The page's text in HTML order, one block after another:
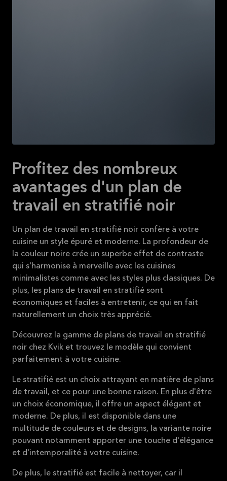
Profitez des nombreux
avantages d'un plan de
travail en stratifié noir
Un plan de travail en stratifié noir confère à votre
cuisine un style épuré et moderne. La profondeur de
la couleur noire crée un superbe effet de contraste
qui s'harmonise à merveille avec les cuisines
minimalistes comme avec les styles plus classiques. De
plus, les plans de travail en stratifié sont
économiques et faciles à entretenir, ce qui en fait
naturellement un choix très apprécié.
Découvrez la gamme de plans de travail en stratifié
noir chez Kvik et trouvez le modèle qui convient
parfaitement à votre cuisine.
Le stratifié est un choix attrayant en matière de plans
de travail, et ce pour une bonne raison. En plus d'être
un choix économique, il offre un aspect élégant et
moderne. De plus, il est disponible dans une
multitude de couleurs et de designs, la variante noire
pouvant notamment apporter une touche d'élégance
et d'intemporalité à votre cuisine.
De plus, le stratifié est facile à nettoyer, car il